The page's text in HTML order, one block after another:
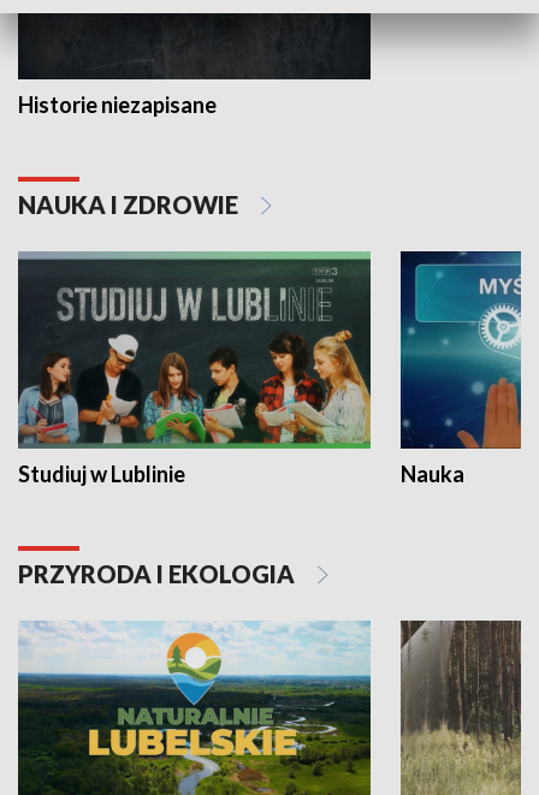
Historie niezapisane
NAUKA I ZDROWIE
Studiuj w Lublinie Nauka
PRZYRODA I EKOLOGIA